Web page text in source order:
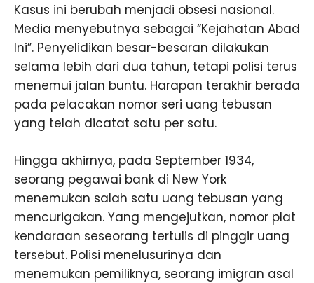
Kasus ini berubah menjadi obsesi nasional.
Media menyebutnya sebagai “Kejahatan Abad
Ini”. Penyelidikan besar-besaran dilakukan
selama lebih dari dua tahun, tetapi polisi terus
menemui jalan buntu. Harapan terakhir berada
pada pelacakan nomor seri uang tebusan
yang telah dicatat satu per satu.
Hingga akhirnya, pada September 1934,
seorang pegawai bank di New York
menemukan salah satu uang tebusan yang
mencurigakan. Yang mengejutkan, nomor plat
kendaraan seseorang tertulis di pinggir uang
tersebut. Polisi menelusurinya dan
menemukan pemiliknya, seorang imigran asal